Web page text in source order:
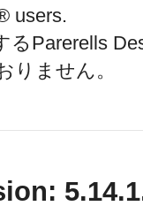
users.
るParerells
りません。